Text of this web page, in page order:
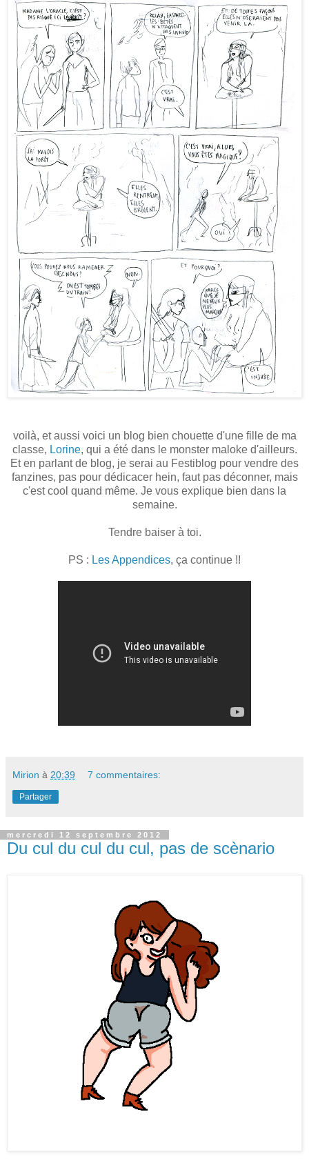
voilà, et aussi voici un blog bien chouette d'une fille de ma
classe, Lorine, qui a été dans le monster maloke d'ailleurs.
Et en parlant de blog, je serai au Festiblog pour vendre des
fanzines, pas pour dédicacer hein, faut pas déconner, mais
c'est cool quand même. Je vous explique bien dans la
semaine.
Tendre baiser à toi.
PS : Les Appendices, ça continue !!
Mirion à 20:39 7 commentaires:
Partager
mercredi 12 septembre 2012
Du cul du cul du cul, pas de scènario